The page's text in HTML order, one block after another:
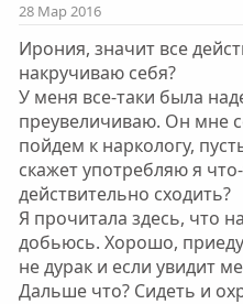
в
н
ы
й
г
о
л
о
с
28 Мар 2016
Ирония, значит все
накручиваю себя?
У меня все-таки была
преувеличиваю. Он мне
пойдем к наркологу,
скажет употребляю я
действительно сходить?
Я прочитала здесь, что
добьюсь. Хорошо,
не дурак и если увидит
Дальше что? Сидеть и